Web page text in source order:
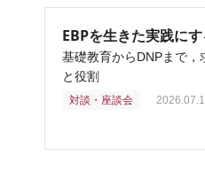
EBPを生きた実践に
基礎教育からDNPまで，
と役割
対談・座談会